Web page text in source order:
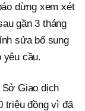
dừng xem xét
gần 3 tháng
sửa bổ sung
yêu cầu.
Giao dịch
triệu đồng vì đã